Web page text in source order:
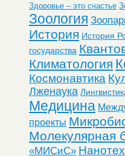
Здоровье – это счастье
Зоология
История История
государства
Климатология
Космонавтика
Лженаука
Медицина
проекты
Молекулярная
«МИСиС»